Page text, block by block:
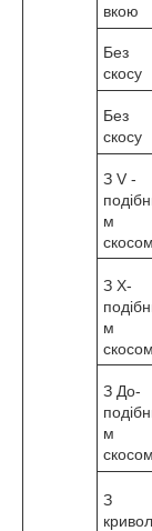
вкою
Без
скосу
Без
скосу
З V -
м
скосом
З Х-
м
скосом
З До-
м
скосом
З